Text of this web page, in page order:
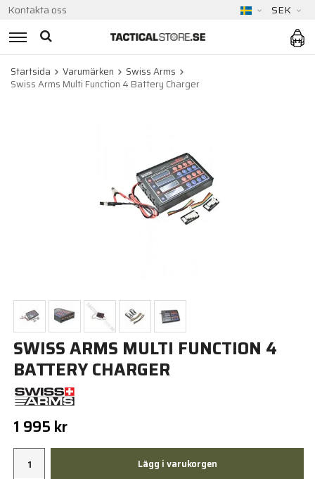
Kontakta oss SEK
Startsida Varumärken
Swiss Arms
Swiss Arms Multi Function 4 Battery Charger
SWISS ARMS MULTI FUNCTION 4
BATTERY CHARGER
1 995 kr
Lägg i varukorgen